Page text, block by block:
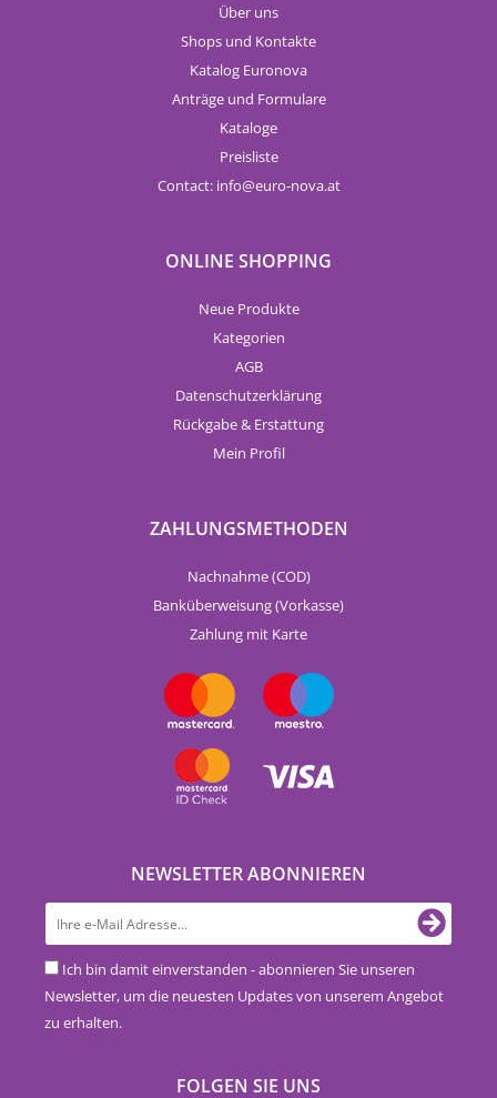
Über uns
Shops und Kontakte
Katalog Euronova
Anträge und Formulare
Kataloge
Preisliste
Contact: info euro-nova.at
ONLINE SHOPPING
Neue Produkte
Kategorien
AGB
Datenschutzerklärung
Rückgabe & Erstattung
Mein Profil
ZAHLUNGSMETHODEN
Nachnahme (COD)
Banküberweisung (Vorkasse)
Zahlung mit Karte
NEWSLETTER ABONNIEREN
Ich bin damit einverstanden - abonnieren Sie unseren
Newsletter, um die neuesten Updates von unserem Angebot
zu erhalten.
FOLGEN SIE UNS